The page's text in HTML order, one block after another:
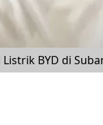
BYD di